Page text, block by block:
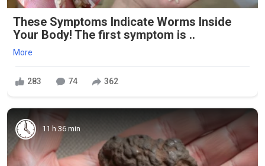
These Symptoms Indicate Worms Inside
Your Body! The first symptom is ..
More
283 74 362
11 h 36 min